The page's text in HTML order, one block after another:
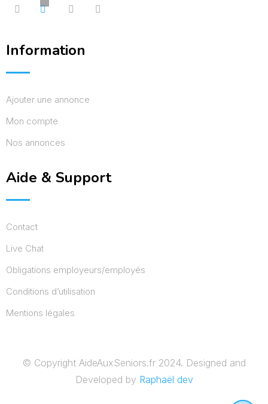
Information
Ajouter une annonce
Mon compte
Nos annonces
Aide & Support
Contact
Live Chat
Obligations employeurs/employés
Conditions d’utilisation
Mentions légales
© Copyright AideAuxSeniors.fr 2024. Designed and
Developed by Raphaël dev